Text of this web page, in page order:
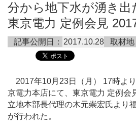
分から地下水が湧き
東京電力 定例会見
記事公開日： 2017.10.28 取材地
2017年10月23日（月） 17時よ
京電力本店にて、東京電力 定例会
立地本部長代理の木元崇宏氏より
が行われた。